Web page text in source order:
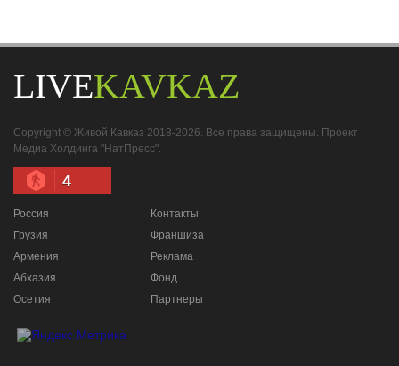
LIVEKAVKAZ
Copyright © Живой Кавказ 2018-2026. Все права защищены. Проект
Медиа Холдинга "НатПресс".
4
Россия
Грузия
Армения
Абхазия
Осетия
Контакты
Франшиза
Реклама
Фонд
Партнеры